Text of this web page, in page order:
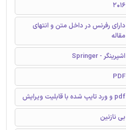
2016
دارای رفرنس در داخل متن و انتهای
مقاله
اشپرینگر - Springer
PDF
pdf و ورد تایپ شده با قابلیت ویرایش
بی نازنین